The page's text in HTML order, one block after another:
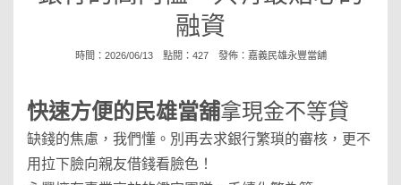
融資
時間：2026/06/13 點閱：427 發佈： 嘉義民雄永豐當舖
快速方便的民雄當舖拿現金不等貸
缺錢的焦慮，我們懂。別再去求銀行繁瑣的審核，更不
用拉下臉向親友借錢看臉色！